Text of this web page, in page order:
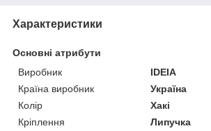
Характеристики
Основні атрибути
Виробник
IDEIA
Країна виробник
Україна
Колір
Хакі
Кріплення
Липучка